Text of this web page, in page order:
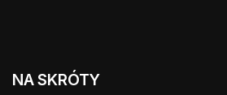
NA SKRÓTY